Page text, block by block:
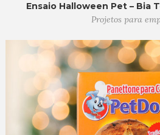
Ensaio Halloween Pet – Bia
Projetos para